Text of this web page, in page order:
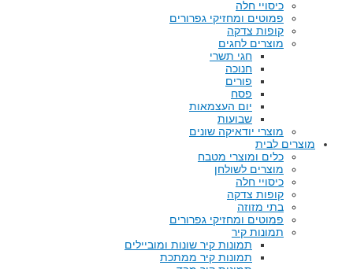
כיסויי חלה
פמוטים ומחזיקי גפרורים
קופות צדקה
מוצרים לחגים
חגי תשרי
חנוכה
פורים
פסח
יום העצמאות
שבועות
מוצרי יודאיקה שונים
מוצרים לבית
כלים ומוצרי מטבח
מוצרים לשולחן
כיסויי חלה
קופות צדקה
בתי מזוזה
פמוטים ומחזיקי גפרורים
תמונות קיר
תמונות קיר שונות ומוביילים
תמונות קיר ממתכת